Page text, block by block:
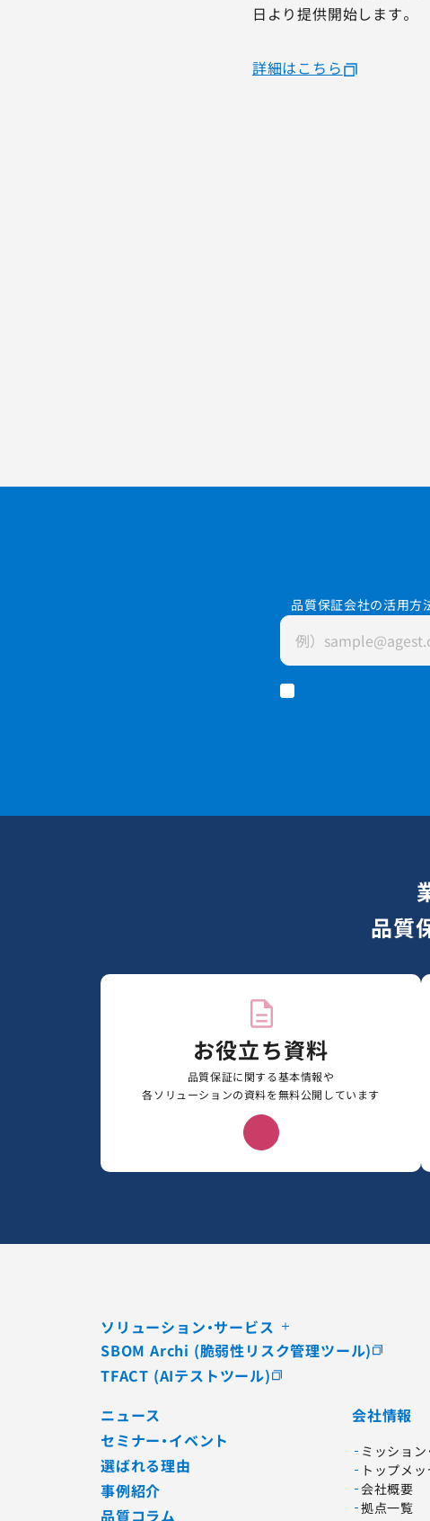
日より提供開始します。
詳細はこちら
品質保証会社の活用方
品質
お役立ち資料
品質保証に関する基本情報や
各ソリューションの資料を無料公開しています
ソリューション・サービス
SBOM Archi (脆弱性リスク管理ツール)
TFACT (AIテストツール)
ニュース
セミナー・イベント
選ばれる理由
事例紹介
品質コラム
会社情報
ミッション
トップメ
会社概要
拠点一覧